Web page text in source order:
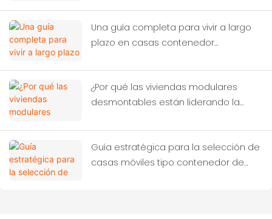
Una guía completa para vivir a largo
plazo en casas contenedor
¿Por qué las viviendas modulares
desmontables están liderando la
construcción?
Guía estratégica para la selección de
casas móviles tipo contenedor de